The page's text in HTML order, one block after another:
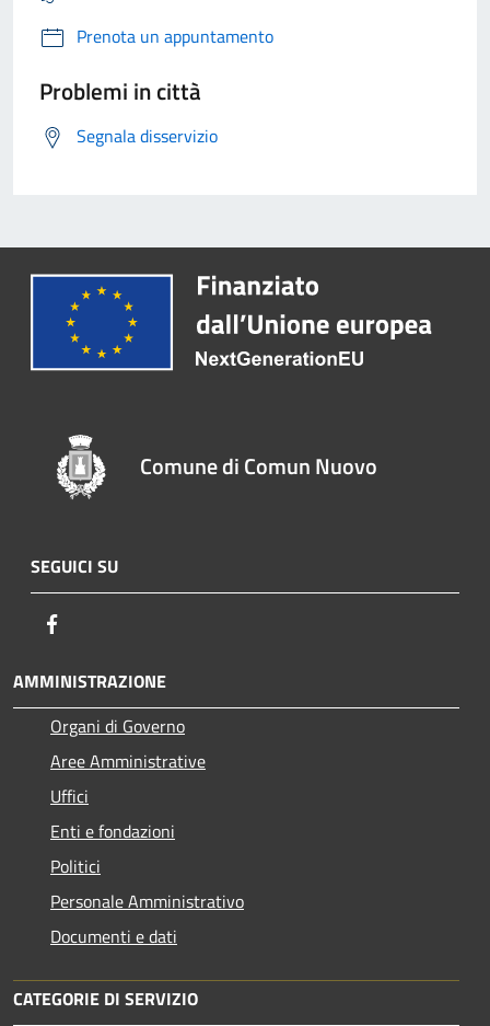
Prenota un appuntamento
Problemi in città
Segnala disservizio
Comune di Comun Nuovo
SEGUICI SU
AMMINISTRAZIONE
Organi di Governo
Aree Amministrative
Uffici
Enti e fondazioni
Politici
Personale Amministrativo
Documenti e dati
CATEGORIE DI SERVIZIO